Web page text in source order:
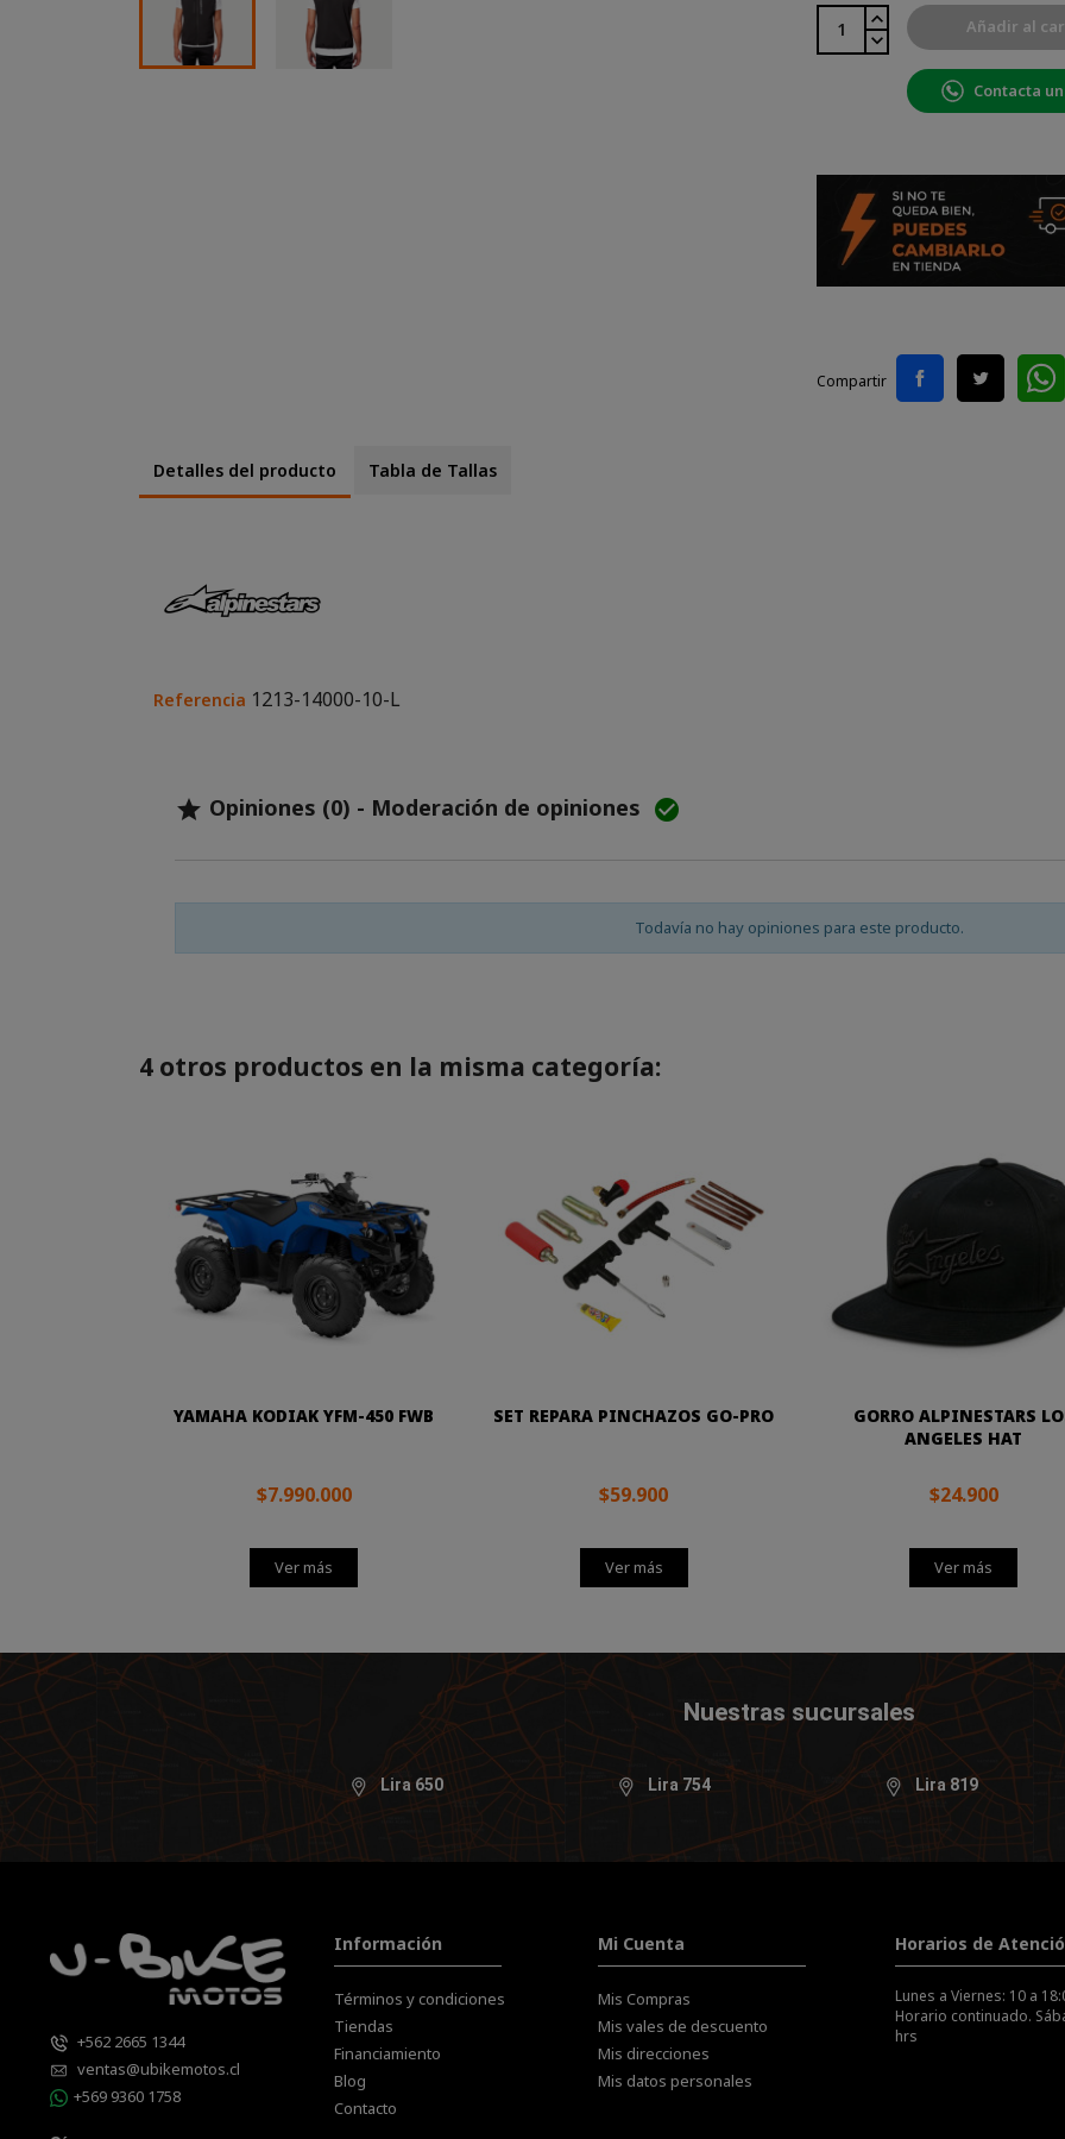
Añadir al
Contacta
Compartir
Detalles del producto Tabla de Tallas
Referencia 1213-14000-10-L
 Opiniones (0) - Moderación de opiniones 
Todavía no hay opiniones para este producto.
4 otros productos en la misma categoría:
YAMAHA KODIAK YFM-450 FWB
$7.990.000
Ver más
SET REPARA PINCHAZOS GO-PRO
$59.900
Ver más
GORRO ALPINESTARS
ANGELES HAT
$24.900
Ver más
Nuestras sucursales
Lira 650 Lira 754 Lira 819
+562 2665 1344
ventas@ubikemotos.cl
+569 9360 1758
Información
Términos y condiciones
Tiendas
Financiamiento
Blog
Contacto
Mi Cuenta
Mis Compras
Mis vales de descuento
Mis direcciones
Mis datos personales
Horarios de
Lunes a Viernes: 10 a
Horario continuado.
hrs